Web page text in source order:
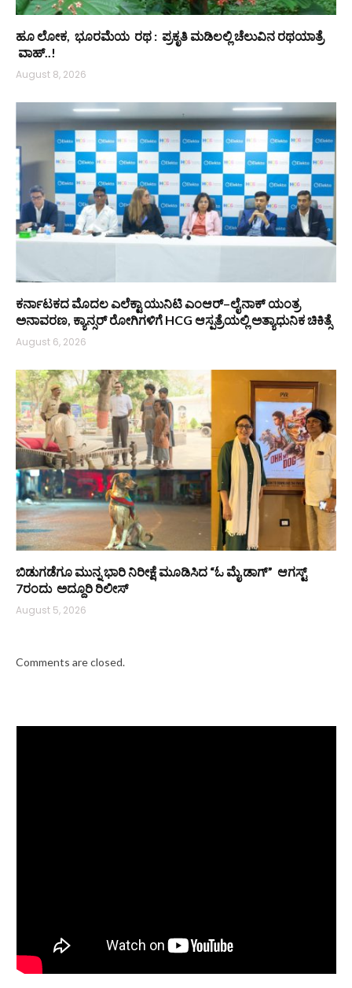
ಹೂ ಲೋಕ, ಭೂರಮೆಯ ರಥ : ಪ್ರಕೃತಿ ಮಡಿಲಲ್ಲಿ ಚೆಲುವಿನ ರಥಯಾತ್ರೆ
ವಾಹ್..!
August 8, 2026
ಕರ್ನಾಟಕದ ಮೊದಲ ಎಲೆಕ್ಟಾ ಯುನಿಟಿ ಎಂಆರ್–ಲೈನಾಕ್ ಯಂತ್ರ
ಅನಾವರಣ, ಕ್ಯಾನ್ಸರ್ ರೋಗಿಗಳಿಗೆ HCG ಆಸ್ಪತ್ರೆಯಲ್ಲಿ ಅತ್ಯಾಧುನಿಕ ಚಿಕಿತ್ಸೆ
August 6, 2026
ಬಿಡುಗಡೆಗೂ ಮುನ್ನ ಭಾರಿ ನಿರೀಕ್ಷೆ ಮೂಡಿಸಿದ “ಓ ಮೈ ಡಾಗ್” ಆಗಸ್ಟ್
7ರಂದು ಅದ್ದೂರಿ ರಿಲೀಸ್
August 5, 2026
Comments are closed.